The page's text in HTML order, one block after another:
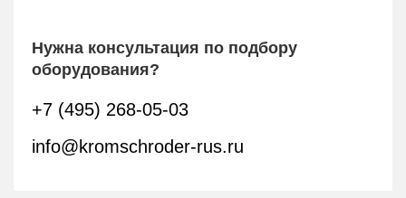
Нужна консультация по подбору
оборудования?
+7 (495) 268-05-03
info@kromschroder-rus.ru